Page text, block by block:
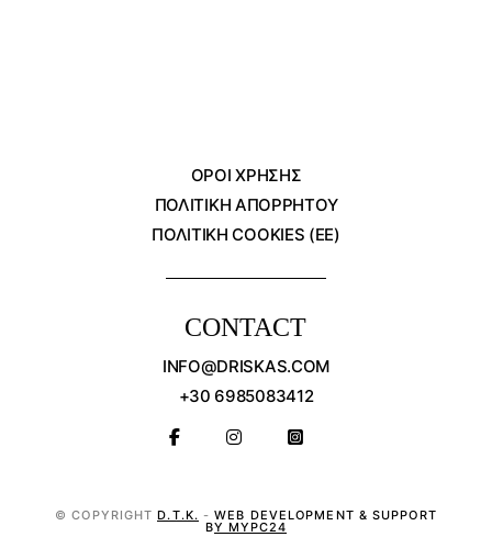
ΌΡΟΙ ΧΡΗΣΗΣ
ΠΟΛΙΤΙΚΗ ΑΠΟΡΡΗΤΟΥ
ΠΟΛΙΤΙΚΗ COOKIES (ΕΕ)
CONTACT
INFO@DRISKAS.COM
+30 6985083412
© COPYRIGHTD.T.K. -WEB DEVELOPMENT & SUPPORT
BY MYPC24